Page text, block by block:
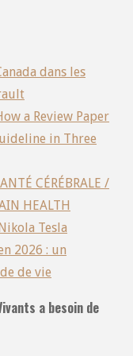
dans les
a Review Paper
in Three
CÉRÉBRALE /
HEALTH
Tesla
2026 : un
de vie
a besoin de